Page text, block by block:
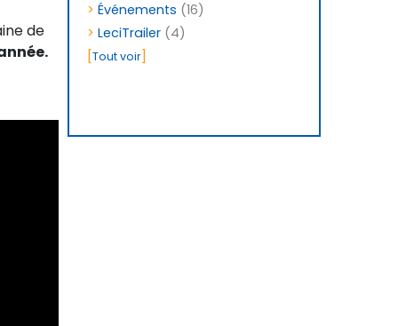
de
> Événements (16)
> LeciTrailer (4)
[Tout voir]